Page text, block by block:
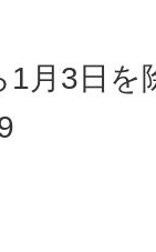
1月3日を